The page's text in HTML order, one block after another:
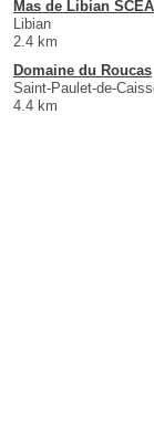
Mas de Libian SCEA
Libian
2.4 km
Domaine du Roucas
Saint-Paulet-de-
4.4 km